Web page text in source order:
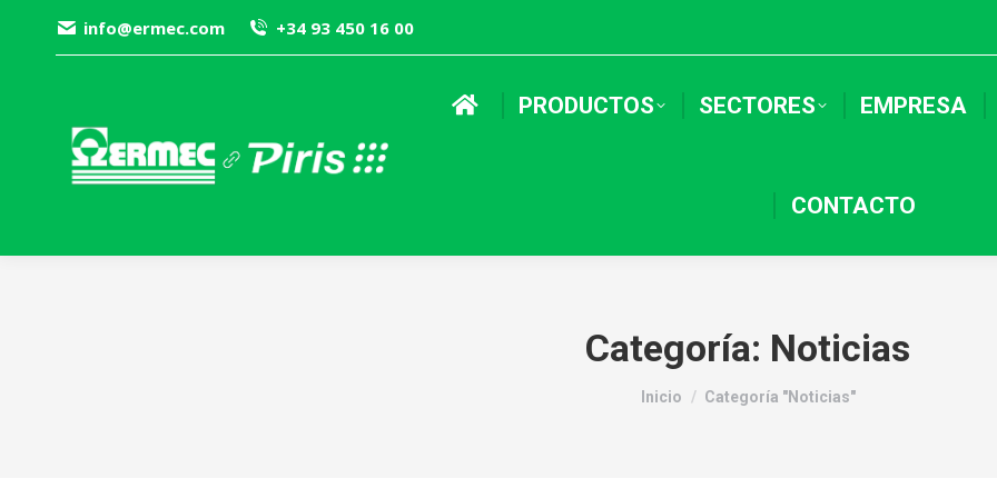
info@ermec.com +34 93 450 16 00
PRODUCTOS SECTORES EMPRESA
CONTACTO
Categoría: Noticias
Estás aquí:
Inicio Categoría "Noticias"